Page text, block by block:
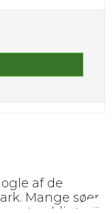
af de
Mange søer,